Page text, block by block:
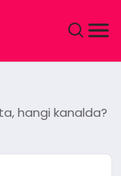
hangi kanalda?